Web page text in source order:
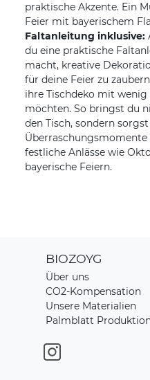
praktische Akzente. Ein
Feier mit bayerischem
Faltanleitung inklusive:
du eine praktische
macht, kreative
für deine Feier zu
ihre Tischdeko mit
möchten. So bringst du
den Tisch, sondern
Überraschungsmomente
festliche Anlässe wie
bayerische Feiern.
BIOZOYG
Über uns
CO2-Kompensation
Unsere Materialien
Palmblatt